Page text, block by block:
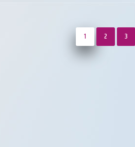
1 2 3